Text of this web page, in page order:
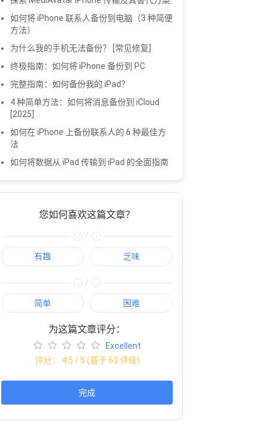
如何将 iPhone 联系人备份到电脑（3 种简便
方法）
为什么我的手机无法备份？ [常见修复]
终极指南：如何将 iPhone 备份到 PC
完整指南：如何备份我的 iPad？
4 种简单方法：如何将消息备份到 iCloud
[2025]
如何在 iPhone 上备份联系人的 6 种最佳方
法
如何将数据从 iPad 传输到 iPad 的全面指南
您如何喜欢这篇文章？
/
有趣 乏味
/
简单 困难
为这篇文章评分：
Excellent
评分： 4.5 / 5 (基于63 评级)
完成